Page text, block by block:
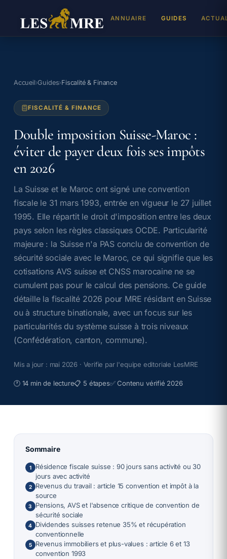
ANNUAIRE GUIDES
Accueil›Guides›Fiscalité & Finance
FISCALITÉ & FINANCE
Double imposition Suisse-Maroc :
éviter de payer deux fois ses impôts
en 2026
La Suisse et le Maroc ont signé une convention
fiscale le 31 mars 1993, entrée en vigueur le 27 juillet
1995. Elle répartit le droit d'imposition entre les deux
pays selon les règles classiques OCDE. Particularité
majeure : la Suisse n'a PAS conclu de convention de
sécurité sociale avec le Maroc, ce qui signifie que les
cotisations AVS suisse et CNSS marocaine ne se
cumulent pas pour le calcul des pensions. Ce guide
détaille la fiscalité 2026 pour MRE résidant en Suisse
ou à structure binationale, avec un focus sur les
particularités du système suisse à trois niveaux
(Confédération, canton, commune).
Mis a jour : mai 2026 · Verifie par l'equipe editoriale LesMRE
🕐 14 min de lecture📋 5 étapes✅Contenu vérifié 2026
Sommaire
1
Résidence fiscale suisse : 90 jours sans activité ou 30
jours avec activité
2 Revenus du travail : article 15 convention et impôt à la
source
3
Pensions, AVS et l'absence critique de convention de
sécurité sociale
4 Dividendes suisses retenue 35% et récupération
conventionnelle
5 Revenus immobiliers et plus-values : article 6 et 13
convention 1993